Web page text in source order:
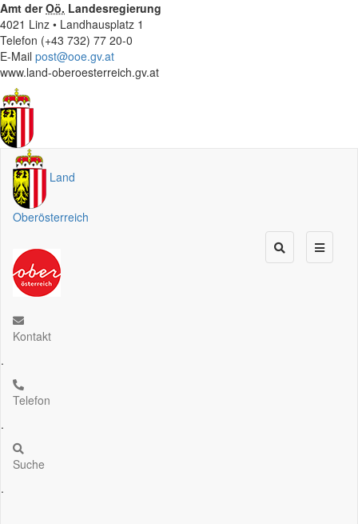
Amt derOö. Landesregierung
4021 Linz • Landhausplatz 1
Telefon (+43 732) 77 20-0
E-Mail post@ooe.gv.at
www.land-oberoesterreich.gv.at
Land
Oberösterreich
Kontakt
.
Telefon
.
Suche
.